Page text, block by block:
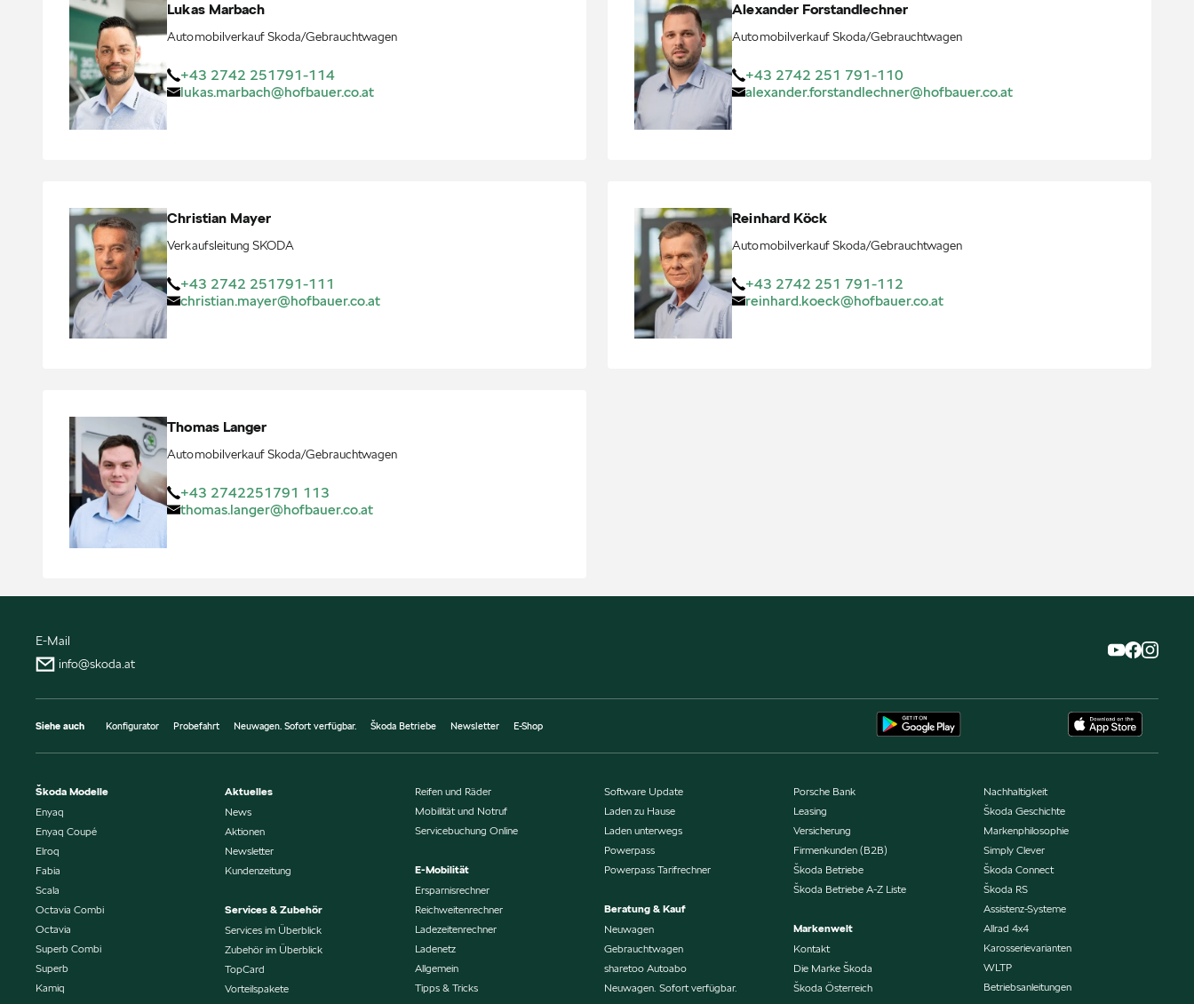
Lukas Marbach
Automobilverkauf Skoda/Gebrauchtwagen
+43 2742 251791-114
lukas.marbach@hofbauer.co.at
Alexander Forstandlechner
Automobilverkauf Skoda/Gebrauchtwagen
+43 2742 251 791-110
alexander.forstandlechner@hofbauer.co.at
Christian Mayer
Verkaufsleitung SKODA
+43 2742 251791-111
christian.mayer@hofbauer.co.at
Reinhard Köck
Automobilverkauf Skoda/Gebrauchtwagen
+43 2742 251 791-112
reinhard.koeck@hofbauer.co.at
Thomas Langer
Automobilverkauf Skoda/Gebrauchtwagen
+43 2742251791 113
thomas.langer@hofbauer.co.at
E-Mail
info@skoda.at
Siehe auch Konfigurator Probefahrt Neuwagen. Sofort verfügbar. Škoda Betriebe Newsletter E-Shop
Škoda Modelle
Enyaq
Enyaq Coupé
Elroq
Fabia
Scala
Octavia Combi
Octavia
Superb Combi
Superb
Kamiq
Aktuelles
News
Aktionen
Newsletter
Kundenzeitung
Services & Zubehör
Services im Überblick
Zubehör im Überblick
TopCard
Vorteilspakete
Reifen und Räder
Mobilität und Notruf
Servicebuchung Online
E-Mobilität
Ersparnisrechner
Reichweitenrechner
Ladezeitenrechner
Ladenetz
Allgemein
Tipps & Tricks
Software Update
Laden zu Hause
Laden unterwegs
Powerpass
Powerpass Tarifrechner
Beratung & Kauf
Neuwagen
Gebrauchtwagen
sharetoo Autoabo
Neuwagen. Sofort verfügbar.
Porsche Bank
Leasing
Versicherung
Firmenkunden (B2B)
Škoda Betriebe
Škoda Betriebe A-Z Liste
Markenwelt
Kontakt
Die Marke Škoda
Škoda Österreich
Nachhaltigkeit
Škoda Geschichte
Markenphilosophie
Simply Clever
Škoda Connect
Škoda RS
Assistenz-Systeme
Allrad 4x4
Karosserievarianten
WLTP
Betriebsanleitungen